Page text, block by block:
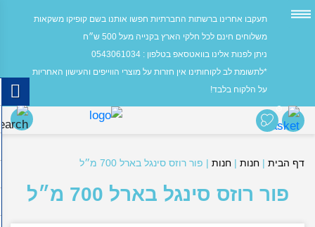
תעקבו אחרינו ברשתות החברתיות חפשו אותנו בשם קופיקו משקאות
משלוחים חינם לכל חלקי הארץ בקנייה מעל 500 ש״ח
ניתן לפנות אלינו בוואטסאפ בטלפון : 0543061034
*לתשומת לב לקוחותינו אין חזרות על מוצרי הווייפים והעישון האחריות
על הלקוח בלבד!
0
דף הבית | חנות | חנות | פור רוזס סינגל בארל 700 מ״ל
פור רוזס סינגל בארל 700 מ״ל